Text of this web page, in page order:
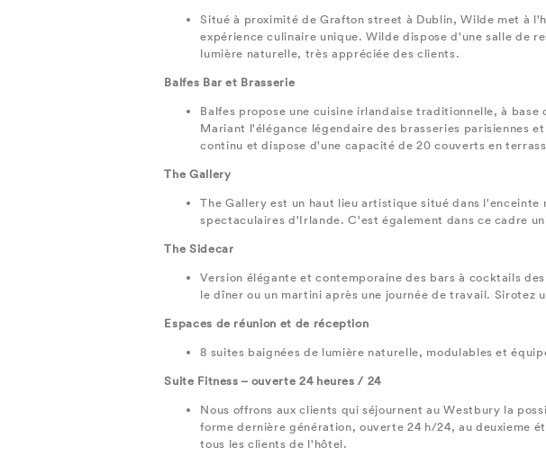
Situé à proximité de Grafton street à Dublin, Wilde met à
expérience culinaire unique. Wilde dispose d'une salle de
lumière naturelle, très appréciée des clients.
Balfes Bar et Brasserie
Balfes propose une cuisine irlandaise traditionnelle, à
Mariant l'élégance légendaire des brasseries parisiennes
continu et dispose d'une capacité de 20 couverts en
The Gallery
The Gallery est un haut lieu artistique situé dans
spectaculaires d'Irlande. C'est également dans ce cadre
The Sidecar
Version élégante et contemporaine des bars à cocktails
le dîner ou un martini après une journée de travail.
Espaces de réunion et de réception
8 suites baignées de lumière naturelle, modulables et
Suite Fitness – ouverte 24 heures / 24
Nous offrons aux clients qui séjournent au Westbury la
forme dernière génération, ouverte 24 h/24, au deuxieme
tous les clients de l'hôtel.